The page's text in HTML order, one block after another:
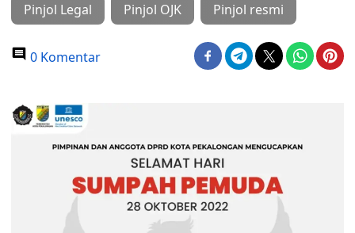
Pinjol Legal Pinjol OJK Pinjol resmi
0 Komentar